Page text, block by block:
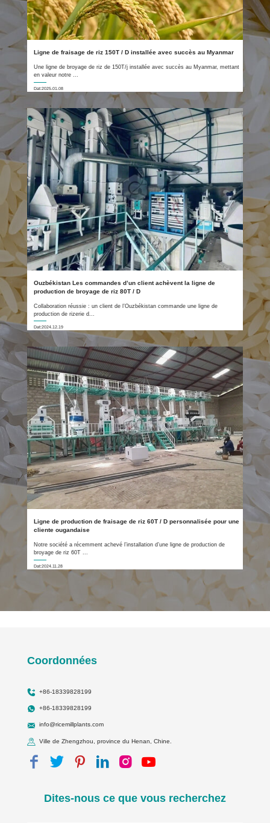
Ligne de fraisage de riz 150T / D installée avec succès au Myanmar
Une ligne de broyage de riz de 150T/j installée avec succès au Myanmar, mettant
en valeur notre ...
Dat:2025.01.08
Ouzbékistan Les commandes d’un client achèvent la ligne de
production de broyage de riz 80T / D
Collaboration réussie : un client de l’Ouzbékistan commande une ligne de
production de rizerie d...
Dat:2024.12.19
Ligne de production de fraisage de riz 60T / D personnalisée pour une
cliente ougandaise
Notre société a récemment achevé l’installation d’une ligne de production de
broyage de riz 60T ...
Dat:2024.11.28
Coordonnées
+86-18339828199
+86-18339828199
info@ricemillplants.com
Ville de Zhengzhou, province du Henan, Chine.
Dites-nous ce que vous recherchez